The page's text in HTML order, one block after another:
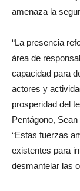
amenaza la
“La presencia
área de
capacidad para
actores y
prosperidad del
Pentágono,
“Estas fuerzas
existentes para
desmantelar las